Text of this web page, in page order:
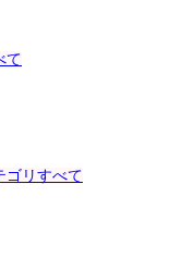
て
ゴリすべて